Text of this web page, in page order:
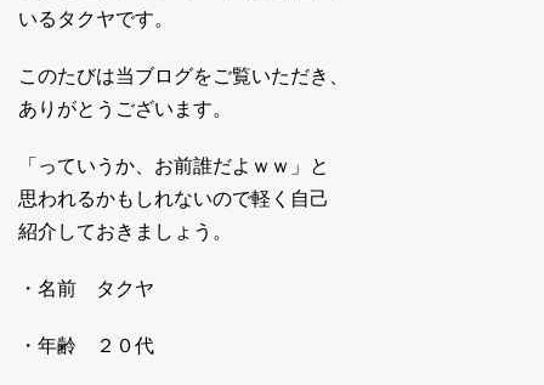
いるタクヤです。
このたびは当ブログをご覧いただき、
ありがとうございます。
「っていうか、お前誰だよｗｗ」と
思われるかもしれないので軽く自己
紹介しておきましょう。
・名前 タクヤ
・年齢 ２０代